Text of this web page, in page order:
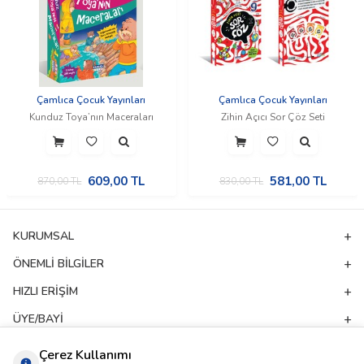
Çamlıca Çocuk Yayınları
Kunduz Toya’nın Maceraları
870,00TL 609,00 TL
Çamlıca Çocuk Yayınları
Zihin Açıcı Sor Çöz Seti
830,00TL 581,00TL
KURUMSAL
ÖNEMLI BILGILER
HIZLI ERIŞIM
ÜYE/BAYI
ADRES & İLETIŞIM
Çerez Kullanımı